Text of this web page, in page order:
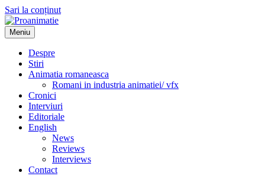
Sari la conținut
Proanimatie
Stiri despre filme de animatie
Meniu
Despre
Stiri
Animatia romaneasca
Romani in industria animatiei/ vfx
Cronici
Interviuri
Editoriale
English
News
Reviews
Interviews
Contact